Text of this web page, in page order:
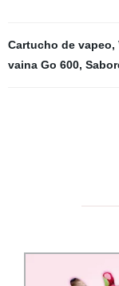
Cartucho de vapeo,
vaina Go 600,